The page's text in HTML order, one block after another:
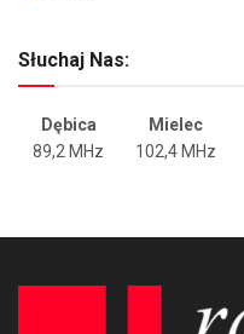
Słuchaj Nas:
Dębica Mielec
89,2 MHz
102,4 MHz